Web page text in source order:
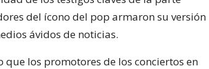
del ícono del pop armaron su versión
ávidos de noticias.
los promotores de los conciertos en